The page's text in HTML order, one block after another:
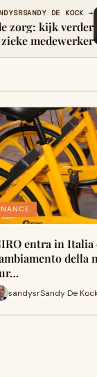
DE KOCK →
zorg: kijk verder
medewerker
entra in Italia
della
sandysrSandy De Kock